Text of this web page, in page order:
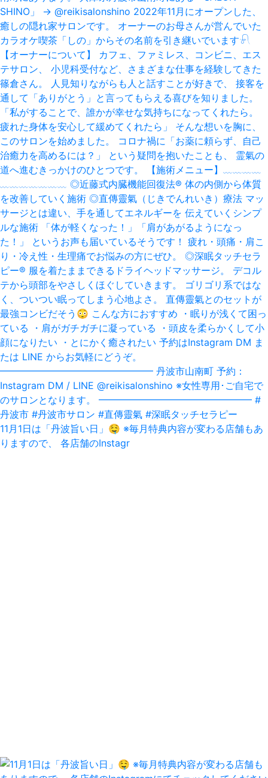
11月1日は「丹波旨い日」‪🤤‬ ※毎月特典内容が変わる店舗もあ
りますので、 各店舗のInstagr